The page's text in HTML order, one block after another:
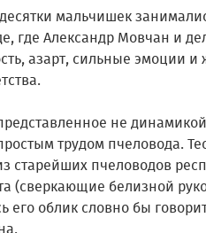
мальчишек
где Александр Мовчан и
азарт, сильные эмоции
не
трудом пчеловода.
старейших пчеловодов
(сверкающие белизной
его облик словно бы